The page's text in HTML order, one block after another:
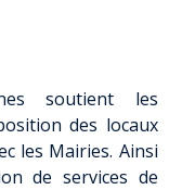
soutient les
des locaux
les Mairies. Ainsi
de services de